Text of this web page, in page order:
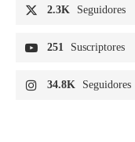
2.3K Seguidores
251 Suscriptores
34.8K Seguidores